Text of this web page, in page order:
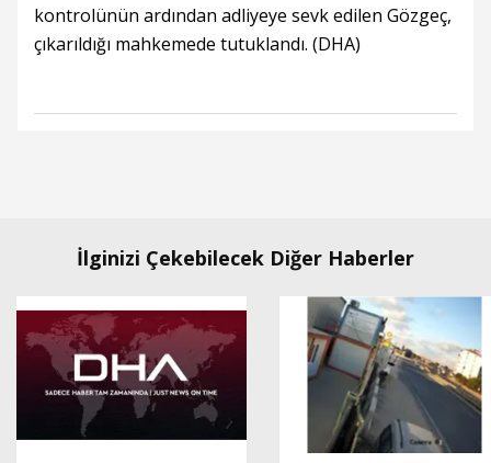
kontrolünün ardından adliyeye sevk edilen Gözgeç,
çıkarıldığı mahkemede tutuklandı. (DHA)
İlginizi Çekebilecek Diğer Haberler